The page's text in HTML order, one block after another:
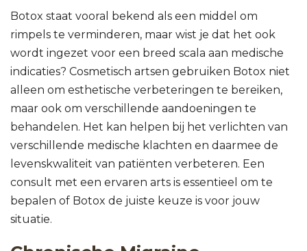
Botox staat vooral bekend als een middel om
rimpels te verminderen, maar wist je dat het ook
wordt ingezet voor een breed scala aan medische
indicaties? Cosmetisch artsen gebruiken Botox niet
alleen om esthetische verbeteringen te bereiken,
maar ook om verschillende aandoeningen te
behandelen. Het kan helpen bij het verlichten van
verschillende medische klachten en daarmee de
levenskwaliteit van patiënten verbeteren. Een
consult met een ervaren arts is essentieel om te
bepalen of Botox de juiste keuze is voor jouw
situatie.